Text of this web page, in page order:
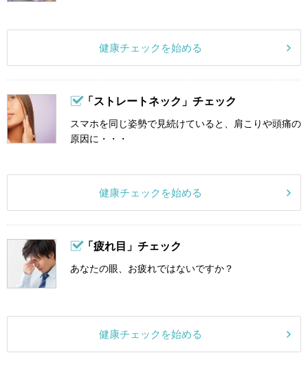
健康チェックを始める
「ストレートネック」チェック
スマホを同じ姿勢で見続けていると、肩こりや頭痛の
原因に・・・
健康チェックを始める
「疲れ目」チェック
あなたの眼、お疲れではないですか？
健康チェックを始める